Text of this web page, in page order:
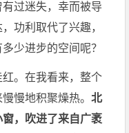
过迷失，幸而被导
功利取代了兴趣，
少进步的空间呢？
。在我看来，整个
慢地积聚燥热。北
，吹进了来自广袤